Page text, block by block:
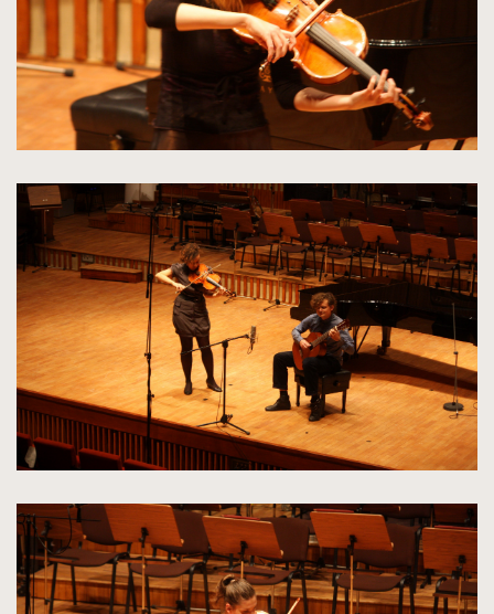
spowoduje
powiększenie
zdjęcia
rozmiarów
oryginalnych
spowoduje
powiększenie
zdjęcia
do
rozmiarów
oryginalnych